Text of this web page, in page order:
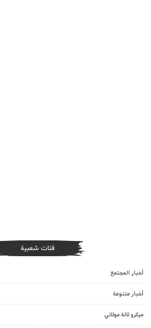
فئات شعبية
أخبار المجتمع
أخبار متنوعة
ميكرو لالة مولاتي